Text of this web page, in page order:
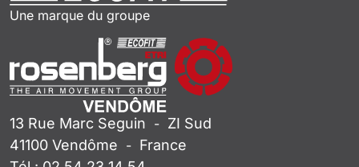
Une marque du groupe
13 Rue Marc Seguin - ZI Sud
41100 Vendôme - France